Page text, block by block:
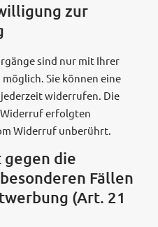
zur
sind nur mit Ihrer
Sie können eine
widerrufen. Die
erfolgten
Widerruf unberührt.
die
Fällen
(Art. 21